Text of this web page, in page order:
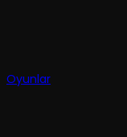
Oyunlar